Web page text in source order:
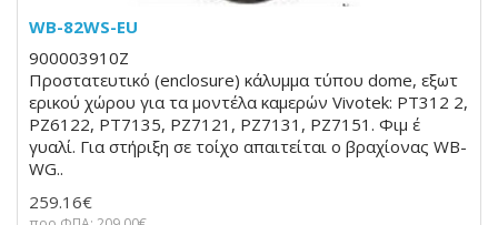
WB-82WS-EU
900003910Z
Προστατευτικό (enclosure) κάλυμμα τύπου dome, εξωτ
ερικού χώρου για τα μοντέλα καμερών Vivotek: PT312 2,
PZ6122, PT7135, PZ7121, PZ7131, PZ7151. Φιμ έ
γυαλί. Για στήριξη σε τοίχο απαιτείται ο βραχίονας WB-
WG..
259.16€